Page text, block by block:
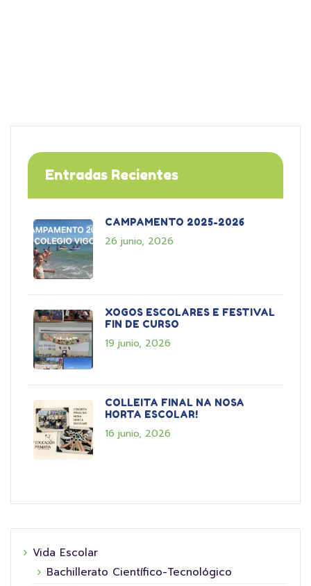
Entradas Recientes
CAMPAMENTO 2025-2026
26 junio, 2026
XOGOS ESCOLARES E FESTIVAL
FIN DE CURSO
19 junio, 2026
COLLEITA FINAL NA NOSA
HORTA ESCOLAR!
16 junio, 2026
Vida Escolar
Bachillerato Científico-Tecnológico